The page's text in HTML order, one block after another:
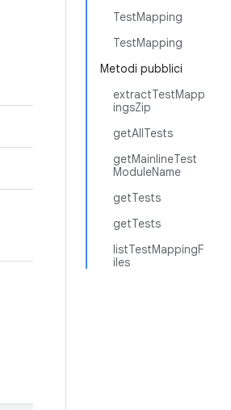
TestMapping
TestMapping
Metodi pubblici
extractTestMapp
ingsZip
getAllTests
getMainlineTest
ModuleName
getTests
getTests
listTestMappingF
iles